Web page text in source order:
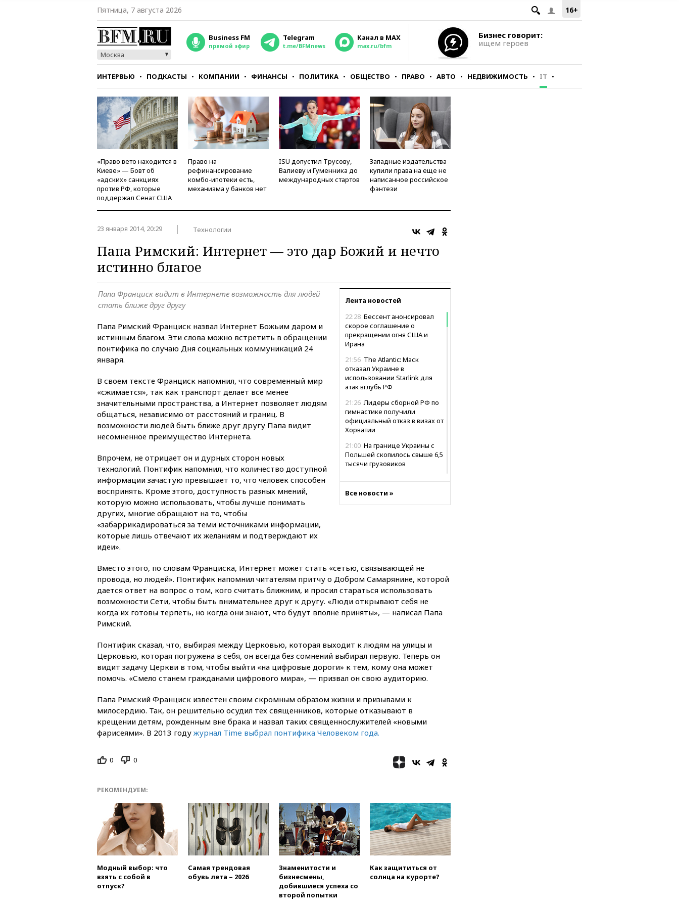
16+
Пятница, 7 августа 2026
Москва
Business FM
прямой эфир
Telegram
t.me/BFMnews
Канал в MAX
max.ru/bfm
Бизнес говорит:
ищем героев
ИНТЕРВЬЮ ПОДКАСТЫ КОМПАНИИ ФИНАНСЫ ПОЛИТИКА ОБЩЕСТВО ПРАВО АВТО НЕДВИЖИМОСТЬ IT
СТИЛЬ ТЕСТЫ
«Право вето находится в
Киеве» — Бовт об
«адских» санкциях
против РФ, которые
поддержал Сенат США
Право на
рефинансирование
комбо-ипотеки есть,
механизма у банков нет
ISU допустил Трусову,
Валиеву и Гуменника до
международных стартов
Западные издательства
купили права на еще не
написанное российское
фэнтези
23 января 2014, 20:29 Технологии
Папа Римский: Интернет — это дар Божий и нечто
истинно благое
Лента новостей
22:28 Бессент анонсировал
скорое соглашение о
прекращении огня США и
Ирана
21:56 The Atlantic: Маск
отказал Украине в
использовании Starlink для
атак вглубь РФ
21:26 Лидеры сборной РФ по
гимнастике получили
официальный отказ в визах от
Хорватии
21:00 На границе Украины с
Польшей скопилось свыше 6,5
тысячи грузовиков
пройдет в 2026 году
Белгородской области
20:30Лидию Невзорову
заочно арестовали по делу о
финансировании
экстремизма
бального зала в Белом доме
20:15Сенат США одобрил
ужесточение санкций против
России и Ирана
против журналистки Катерины
Гордеевой о фейках о ВС
России
19:45 ISU предоставил
19:19
Россиянка погибла во
Французских Альпах
19:00
Открытое горение на
складе в Брянске
ликвидировано
Минобороны отчиталось
об ударах по двум украинским
сухогрузам в Черном море
Все новости »
Папа Франциск видит в Интернете возможность для людей
стать ближе друг другу
Папа Римский Франциск назвал Интернет Божьим даром и
истинным благом. Эти слова можно встретить в обращении
понтифика по случаю Дня социальных коммуникаций 24
января.
В своем тексте Франциск напомнил, что современный мир
«сжимается», так как транспорт делает все менее
значительными пространства, а Интернет позволяет людям
общаться, независимо от расстояний и границ. В
возможности людей быть ближе друг другу Папа видит
несомненное преимущество Интернета.
Впрочем, не отрицает он и дурных сторон новых
технологий. Понтифик напомнил, что количество доступной
информации зачастую превышает то, что человек способен
воспринять. Кроме этого, доступность разных мнений,
которую можно использовать, чтобы лучше понимать
других, многие обращают на то, чтобы
«забаррикадироваться за теми источниками информации,
которые лишь отвечают их желаниям и подтверждают их
идеи».
Вместо этого, по словам Франциска, Интернет может стать «сетью, связывающей не
провода, но людей». Понтифик напомнил читателям притчу о Добром Самарянине, которой
дается ответ на вопрос о том, кого считать ближним, и просил стараться использовать
возможности Сети, чтобы быть внимательнее друг к другу. «Люди открывают себя не
когда их готовы терпеть, но когда они знают, что будут вполне приняты», — написал Папа
Римский.
Понтифик сказал, что, выбирая между Церковью, которая выходит к людям на улицы и
Церковью, которая погружена в себя, он всегда без сомнений выбирал первую. Теперь он
видит задачу Церкви в том, чтобы выйти «на цифровые дороги» к тем, кому она может
помочь. «Смело станем гражданами цифрового мира», — призвал он свою аудиторию.
Папа Римский Франциск известен своим скромным образом жизни и призывами к
милосердию. Так, он решительно осудил тех священников, которые отказывают в
крещении детям, рожденным вне брака и назвал таких священнослужителей «новыми
фарисеями». В 2013 году журнал Time выбрал понтифика Человеком года.
0 0
РЕКОМЕНДУЕМ:
Модный выбор: что
взять с собой в
отпуск?
Самая трендовая
обувь лета – 2026
Знаменитости и
бизнесмены,
добившиеся успеха со
второй попытки
Как защититься от
солнца на курорте?